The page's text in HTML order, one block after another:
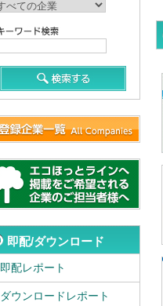
即配/ダウンロード
即配レポート
ダウンロードレポート